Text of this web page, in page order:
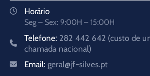
Horário
Seg – Sex: 9:00H – 15:00H
Telefone: 282 442 642 (custo de
chamada nacional)
Email: geral@jf-silves.pt